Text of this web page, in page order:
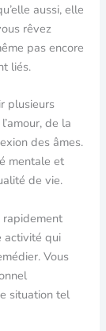
aussi, elle
rêvez
pas encore
liés.
plusieurs
de la
des âmes.
mentale et
de vie.
rapidement
activité qui
Vous
situation tel